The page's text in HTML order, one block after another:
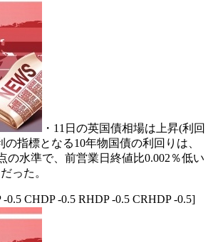
・11日の英国債相場は上昇(利回
の指標となる10年物国債の利回りは、
の水準で、前営業日終値比0.002％低い
った。
CHDP -0.5 RHDP -0.5 CRHDP -0.5]